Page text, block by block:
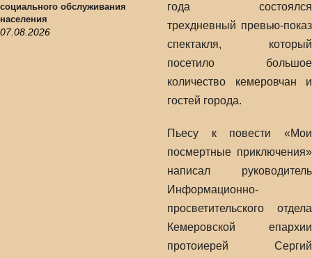
социального обслуживания
населения
07.08.2026
года состоялся
трехдневный превью-показ
спектакля, который
посетило большое
количество кемеровчан и
гостей города.
Пьесу к повести «Мои
посмертные приключения»
написал руководитель
Информационно-
просветительского отдела
Кемеровской епархии
протоиерей Сергий